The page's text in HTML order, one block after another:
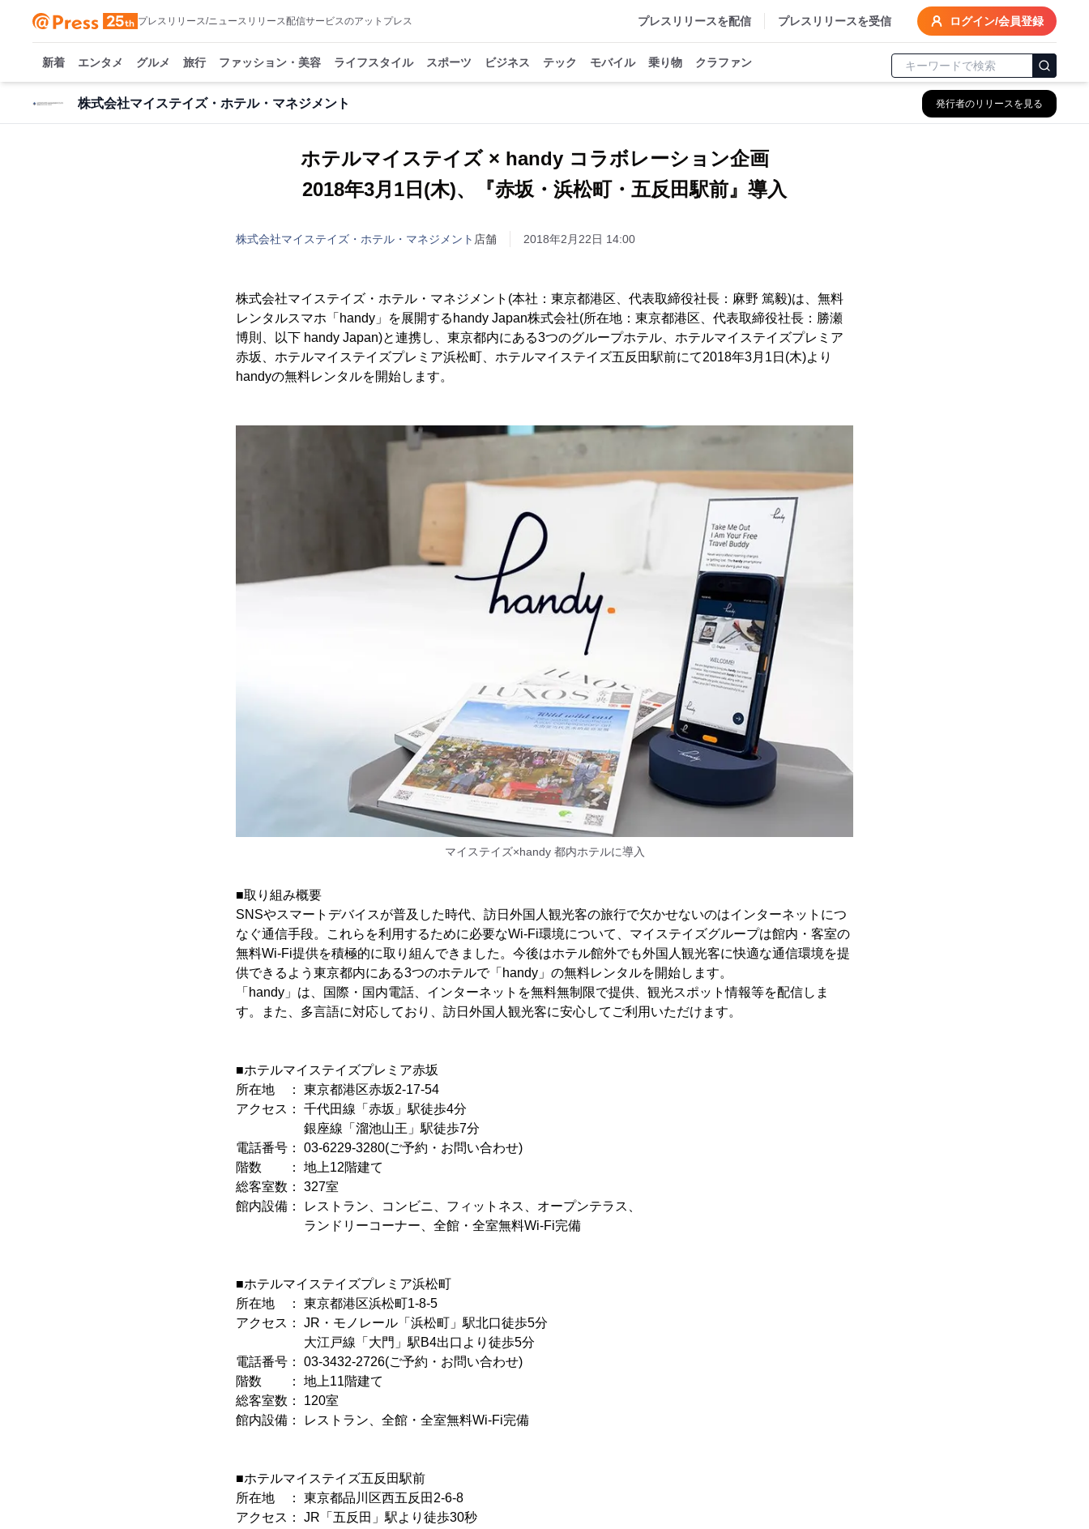
プレスリリース/ニュースリリース配信サービスのアットプレス プレスリリースを配信 プレスリリースを受信 ログイン/会員登録
新着 エンタメ グルメ 旅行 ファッション・美容 ライフスタイル スポーツ ビジネス テック モバイル 乗り物 クラファン
株式会社マイステイズ・ホテル・マネジメント 発行者のリリースを見る
ホテルマイステイズ × handy コラボレーション企画
2018年3月1日(木)、『赤坂・浜松町・五反田駅前』導入
株式会社マイステイズ・ホテル・マネジメント 店舗 2018年2月22日 14:00
株式会社マイステイズ・ホテル・マネジメント(本社：東京都港区、代表取締役社長：麻野 篤毅)は、無料
レンタルスマホ「handy」を展開するhandy Japan株式会社(所在地：東京都港区、代表取締役社長：勝瀬
博則、以下 handy Japan)と連携し、東京都内にある3つのグループホテル、ホテルマイステイズプレミア
赤坂、ホテルマイステイズプレミア浜松町、ホテルマイステイズ五反田駅前にて2018年3月1日(木)より
handyの無料レンタルを開始します。
マイステイズ×handy 都内ホテルに導入
■取り組み概要
SNSやスマートデバイスが普及した時代、訪日外国人観光客の旅行で欠かせないのはインターネットにつ
なぐ通信手段。これらを利用するために必要なWi-Fi環境について、マイステイズグループは館内・客室の
無料Wi-Fi提供を積極的に取り組んできました。今後はホテル館外でも外国人観光客に快適な通信環境を提
供できるよう東京都内にある3つのホテルで「handy」の無料レンタルを開始します。
「handy」は、国際・国内電話、インターネットを無料無制限で提供、観光スポット情報等を配信しま
す。また、多言語に対応しており、訪日外国人観光客に安心してご利用いただけます。
■ホテルマイステイズプレミア赤坂
所在地 ： 東京都港区赤坂2-17-54
アクセス： 千代田線「赤坂」駅徒歩4分
銀座線「溜池山王」駅徒歩7分
電話番号： 03-6229-3280(ご予約・お問い合わせ)
階数 ： 地上12階建て
総客室数： 327室
館内設備： レストラン、コンビニ、フィットネス、オープンテラス、
ランドリーコーナー、全館・全室無料Wi-Fi完備
■ホテルマイステイズプレミア浜松町
所在地 ： 東京都港区浜松町1-8-5
アクセス： JR・モノレール「浜松町」駅北口徒歩5分
大江戸線「大門」駅B4出口より徒歩5分
電話番号： 03-3432-2726(ご予約・お問い合わせ)
階数 ： 地上11階建て
総客室数： 120室
館内設備： レストラン、全館・全室無料Wi-Fi完備
■ホテルマイステイズ五反田駅前
所在地 ： 東京都品川区西五反田2-6-8
アクセス： JR「五反田」駅より徒歩30秒